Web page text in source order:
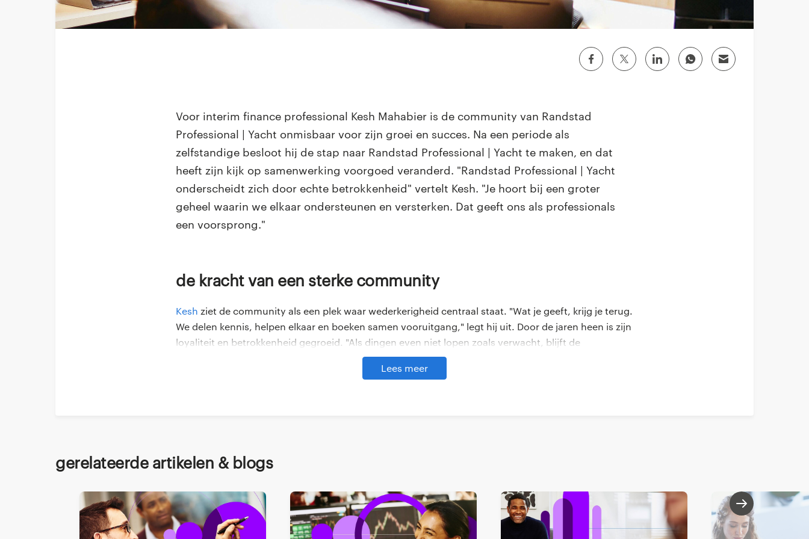
Voor interim finance professional Kesh Mahabier is de community van Randstad
Professional | Yacht onmisbaar voor zijn groei en succes. Na een periode als
zelfstandige besloot hij de stap naar Randstad Professional | Yacht te maken, en dat
heeft zijn kijk op samenwerking voorgoed veranderd. "Randstad Professional | Yacht
onderscheidt zich door echte betrokkenheid" vertelt Kesh. "Je hoort bij een groter
geheel waarin we elkaar ondersteunen en versterken. Dat geeft ons als professionals
een voorsprong."
De kracht van een sterke community
Kesh ziet de community als een plek waar wederkerigheid centraal staat. "Wat je geeft, krijg je terug.
We delen kennis, helpen elkaar en boeken samen vooruitgang," legt hij uit. Door de jaren heen is zijn
loyaliteit en betrokkenheid gegroeid. "Als dingen even niet lopen zoals verwacht, blijft de
organisatie in mij geloven. Dat vertrouwen motiveert mij om altijd het beste uit mezelf te halen."
Halen en brengen: kennis delen voor gezamenlijke groei
Kesh is onderdeel van deFuturizing Finance Community. In deze community, die verbindt op
expertise, voelt Kesh zich verantwoordelijk om zijn kennis te delen. "Collega’s in de community
vragen me regelmatig om advies over specifieke vraagstukken bijvoorbeeld ESG en daar help ik ze
Lees meer
Gerelateerde artikelen & blogs